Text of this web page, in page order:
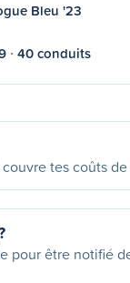
Bleu '23
40 conduits
tes coûts
pour être notifié